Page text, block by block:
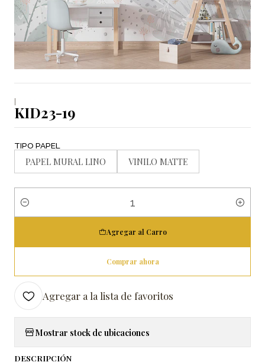
|
KID23-19
TIPO PAPEL
PAPEL MURAL LINO VINILO MATTE
Cantidad
Agregar al Carro
Comprar ahora
Agregar a la lista de favoritos
Mostrar stock de ubicaciones
DESCRIPCIÓN